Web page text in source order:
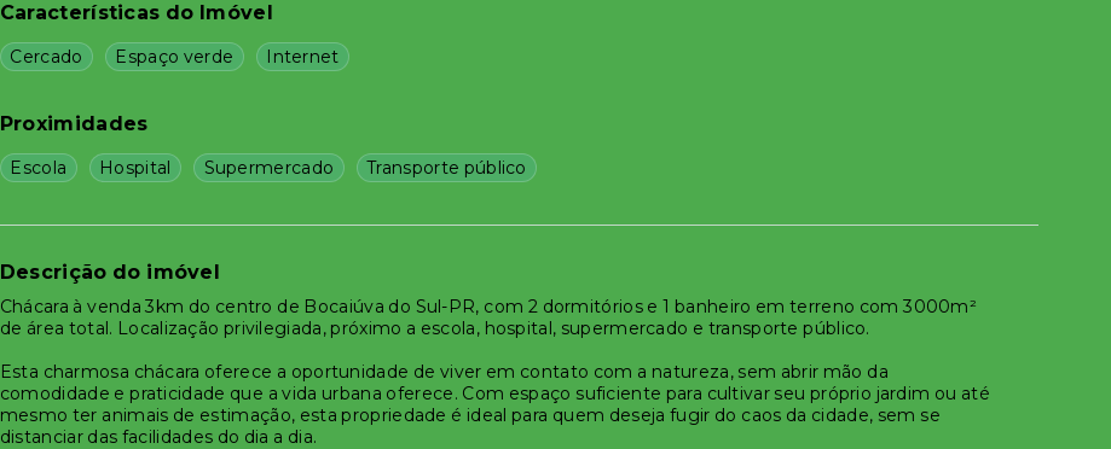
Características do Imóvel
Cercado Espaço verde Internet
Proximidades
Escola Hospital Supermercado Transporte público
Descrição do imóvel
Chácara à venda 3km do centro de Bocaiúva do Sul-PR, com 2 dormitórios e 1 banheiro em terreno com 3000m²
de área total. Localização privilegiada, próximo a escola, hospital, supermercado e transporte público.
Esta charmosa chácara oferece a oportunidade de viver em contato com a natureza, sem abrir mão da
comodidade e praticidade que a vida urbana oferece. Com espaço suficiente para cultivar seu próprio jardim ou até
mesmo ter animais de estimação, esta propriedade é ideal para quem deseja fugir do caos da cidade, sem se
distanciar das facilidades do dia a dia.